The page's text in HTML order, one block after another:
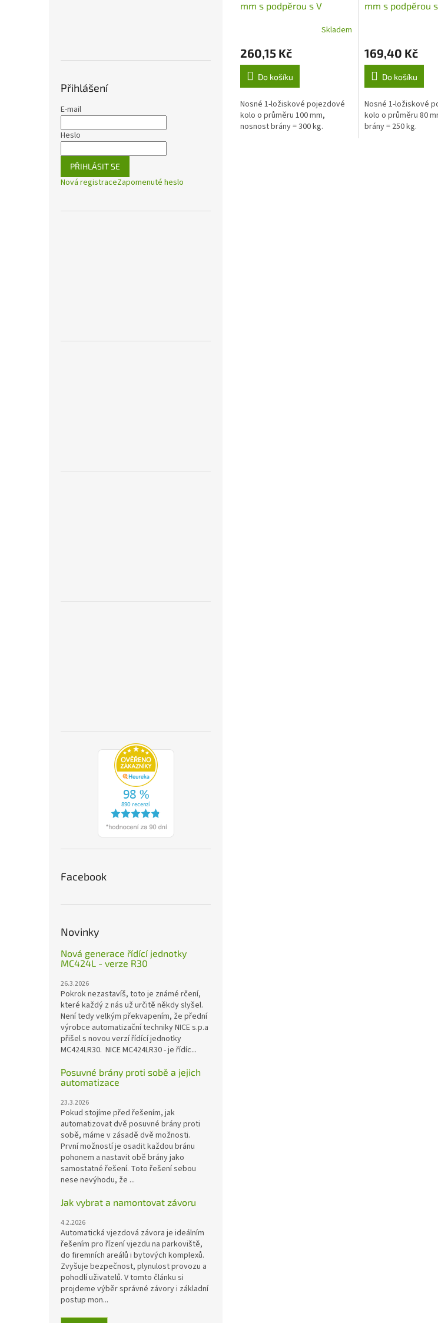
Přihlášení
E-mail
Heslo
PŘIHLÁSIT SE
Nová registraceZapomenuté heslo
Facebook
Novinky
Nová generace řídící jednotky
MC424L - verze R30
26.3.2026
Pokrok nezastavíš, toto je známé rčení,
které každý z nás už určitě někdy slyšel.
Není tedy velkým překvapením, že přední
výrobce automatizační techniky NICE s.p.a
přišel s novou verzí řídící jednotky
MC424LR30. NICE MC424LR30 - je řídíc...
Posuvné brány proti sobě a jejich
automatizace
23.3.2026
Pokud stojíme před řešením, jak
automatizovat dvě posuvné brány proti
sobě, máme v zásadě dvě možnosti.
První možností je osadit každou bránu
pohonem a nastavit obě brány jako
samostatné řešení. Toto řešení sebou
nese nevýhodu, že ...
Jak vybrat a namontovat závoru
4.2.2026
Automatická vjezdová závora je ideálním
řešením pro řízení vjezdu na parkoviště,
do firemních areálů i bytových komplexů.
Zvyšuje bezpečnost, plynulost provozu a
pohodlí uživatelů. V tomto článku si
projdeme výběr správné závory i základní
postup mon...
mm s podpěrou s V
Skladem
260,15 Kč
Do košíku
Nosné 1-ložiskové pojezdové
kolo o průměru 100 mm,
nosnost brány = 300 kg.
mm s podpěrou
169,40 Kč
Do košíku
Nosné 1-ložiskové
kolo o průměru 80
brány = 250 kg.